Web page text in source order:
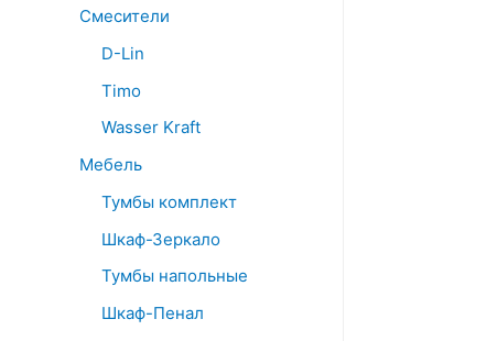
Смесители
D-Lin
Timo
Wasser Kraft
Мебель
Тумбы комплект
Шкаф-Зеркало
Тумбы напольные
Шкаф-Пенал